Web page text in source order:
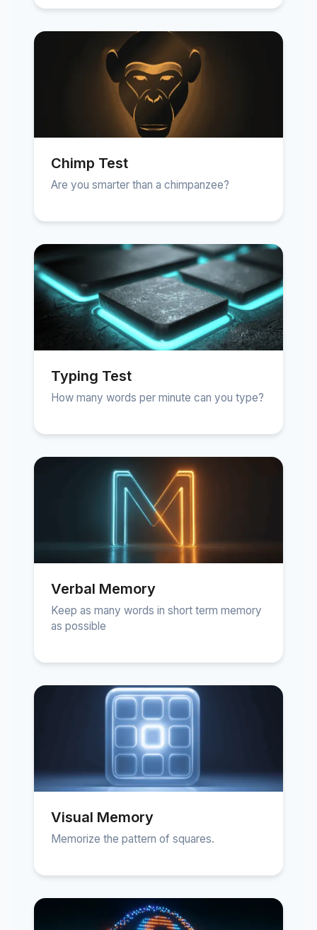
Chimp Test
Are you smarter than a chimpanzee?
Typing Test
How many words per minute can you type?
Verbal Memory
Keep as many words in short term memory
as possible
Visual Memory
Memorize the pattern of squares.